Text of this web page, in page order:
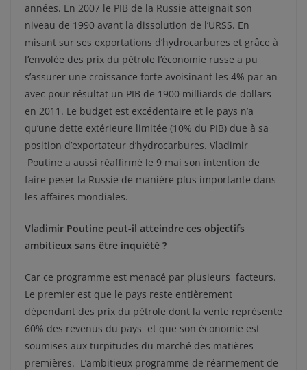
années. En 2007 le PIB de la Russie atteignait son
niveau de 1990 avant la dissolution de l’URSS. En
misant sur ses exportations d’hydrocarbures et grâce à
l’envolée des prix du pétrole l’économie russe a pu
s’assurer une croissance forte avoisinant les 4% par an
avec pour résultat un PIB de 1900 milliards de dollars
en 2011. Le budget est excédentaire et le pays n’a
qu’une dette extérieure limitée (10% du PIB) due à sa
position d’exportateur d’hydrocarbures. Vladimir
Poutine a aussi réaffirmé le 9 mai son intention de
faire peser la Russie de manière plus importante dans
les affaires mondiales.
Vladimir Poutine peut-il atteindre ces objectifs
ambitieux sans être inquiété ?
Car ce programme est menacé par plusieurs facteurs.
Le premier est que le pays reste entièrement
dépendant des prix du pétrole dont la vente représente
60% des revenus du pays et que son économie est
soumises aux turpitudes du marché des matières
premières. L’ambitieux programme de réarmement de